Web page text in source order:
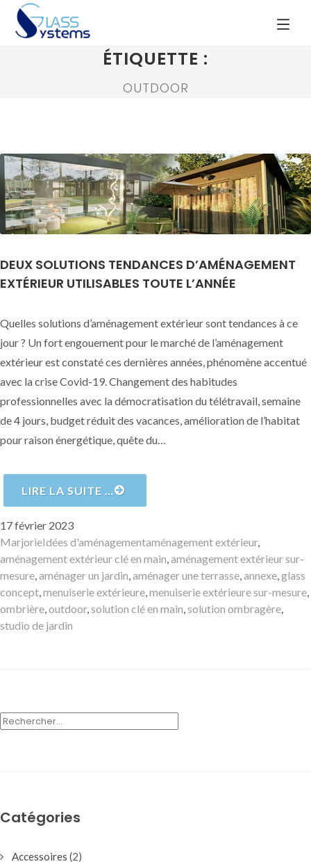
ÉTIQUETTE :
OUTDOOR
DEUX SOLUTIONS TENDANCES D’AMÉNAGEMENT
EXTÉRIEUR UTILISABLES TOUTE L’ANNÉE
Quelles solutions d’aménagement extérieur sont tendances à ce
jour ? Un fort engouement pour le marché de l’aménagement
extérieur est constaté ces dernières années, phénomène accentué
avec la crise Covid-19. Changement des habitudes
professionnelles avec la démocratisation du télétravail, semaine
de 4 jours, budget réduit des vacances, amélioration de l’habitat
pour raison énergétique, quête du…
LIRE LA SUITE …
Publié
le
17 février 2023
Auteur
MarjorieCatégories
Idées d'aménagementMots-
clés
aménagement extérieur,
aménagement extérieur clé en main,aménagement extérieur sur-
mesure,aménager un jardin,aménager une terrasse,annexe,glass
concept,menuiserie extérieure,menuiserie extérieure sur-mesure,
ombrière,outdoor,solution clé en main,solution ombragère,
studio de jardin
RECHERCHER :
Catégories
Accessoires (2)